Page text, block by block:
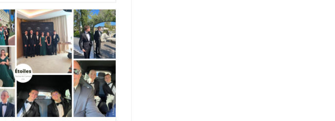
À
L’Institut
Curie,
Avec
Benjamin
Renner,
!